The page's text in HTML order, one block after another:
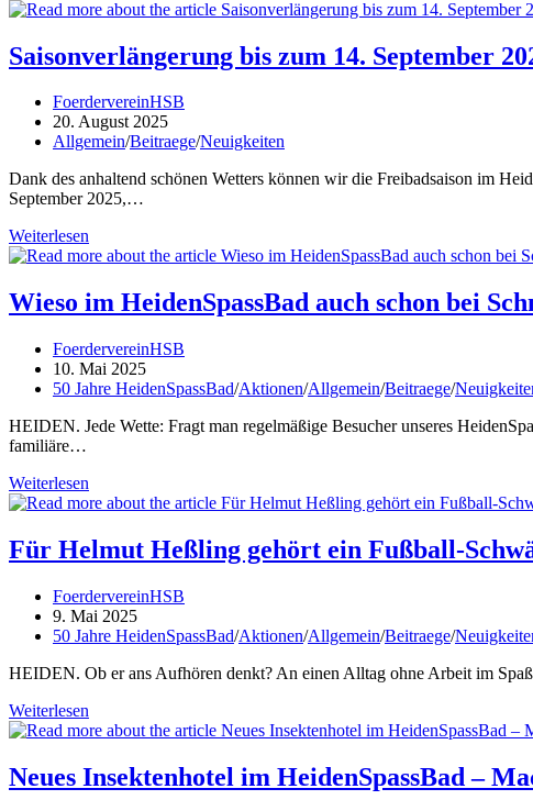
des
Schwimmerbecken
Saisonverlängerung bis zum 14. September
Beitrags-
Autor:
FoerdervereinHSB
Beitrag
veröffentlicht:
20. August 2025
Beitrags-
Allgemein/Beitraege/Neuigkeiten
Dank des anhaltend schönen Wetters können wir die Freibadsaison im
September 2025,…
Weiterlesen
bis
14.
September
Wieso im HeidenSpassBad auch schon bei
Beitrags-
Autor:
FoerdervereinHSB
Beitrag
veröffentlicht:
10. Mai 2025
Beitrags-
50 Jahre HeidenSpassBad/Aktionen/Allgemein/Beitraege/
HEIDEN. Jede Wette: Fragt man regelmäßige Besucher unseres
familiäre…
Weiterlesen
im
auch
schon
Schnee
geschwommen
wurde
Für Helmut Heßling gehört ein Fußball-
Beitrags-
Autor:
FoerdervereinHSB
Beitrag
veröffentlicht:
9. Mai 2025
Beitrags-
50 Jahre HeidenSpassBad/Aktionen/Allgemein/Beitraege/
HEIDEN. Ob er ans Aufhören denkt? An einen Alltag ohne Arbeit im
Weiterlesen
Helmut
gehört
ein
Neues Insektenhotel im HeidenSpassBad –